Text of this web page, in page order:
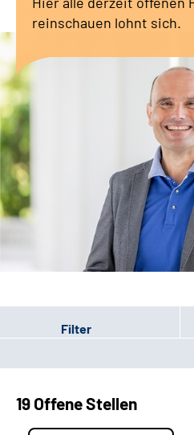
Erweiterte Suche
reinschauen lohnt sich.
Filter
19 Offene Stellen